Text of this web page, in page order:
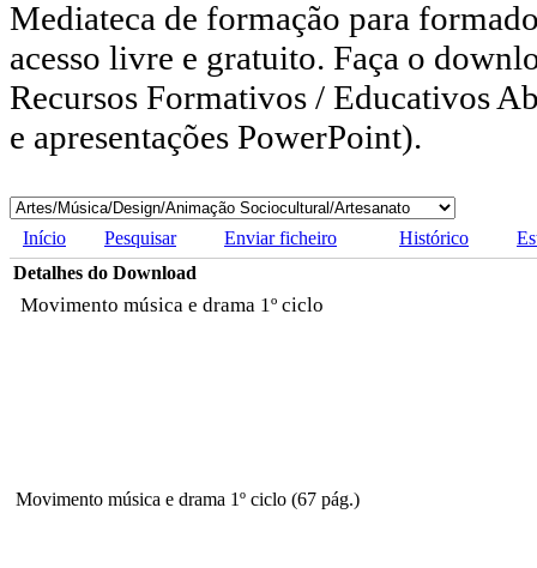
Mediateca de formação para
acesso livre e gratuito. Faça o
Recursos Formativos / Educativos
e apresentações PowerPoint).
Início Pesquisar Enviar ficheiro Histórico
Detalhes do Download
Movimento música e drama 1º ciclo
Movimento música e drama 1º ciclo (67 pág.)